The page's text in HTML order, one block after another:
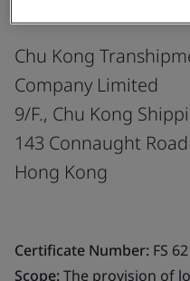
Chu Kong
Company Limited
9/F., Chu Kong
143 Connaught
Hong Kong
Certificate Number: FS
Scope:The provision of